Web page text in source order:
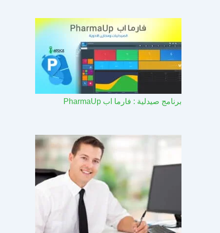
برنامج صيدلية : فارما اب PharmaUp​